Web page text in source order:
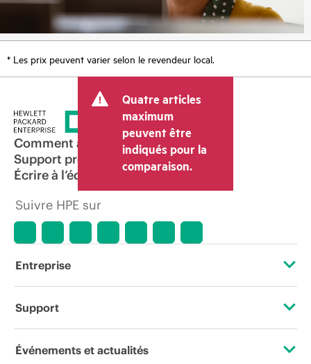
* Les prix peuvent varier selon le revendeur local.
Quatre articles
maximum
peuvent être
indiqués pour la
comparaison.
Comment acheter
Support produit
Écrire à l’équipe commerciale
Suivre HPE sur
Entreprise
À propos de HPE
Support
Services d’assistance opérationnelle (OSS)
Événements et actualités